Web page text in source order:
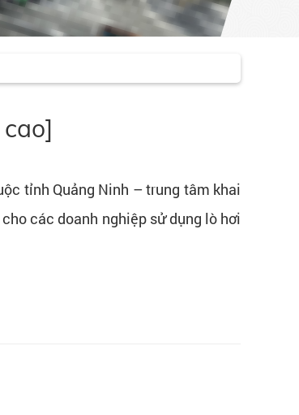
tỉnh Quảng Ninh – trung tâm khai
các doanh nghiệp sử dụng lò hơi